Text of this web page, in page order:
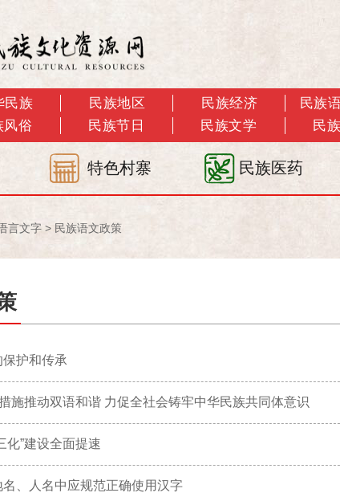
民族 民族地区 民族经济 民族
风俗
民族节日 民族文学 民
特色村寨 民族医药
言文字 > 民族语文政策
护和传承
施推动双语和谐 力促全社会铸牢中华民族共同体意识
化”建设全面提速
、人名中应规范正确使用汉字